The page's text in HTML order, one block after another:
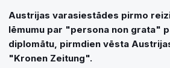
Austrijas varasiestādes pirmo
lēmumu par "persona non grata"
diplomātu, pirmdien vēsta
"Kronen Zeitung".